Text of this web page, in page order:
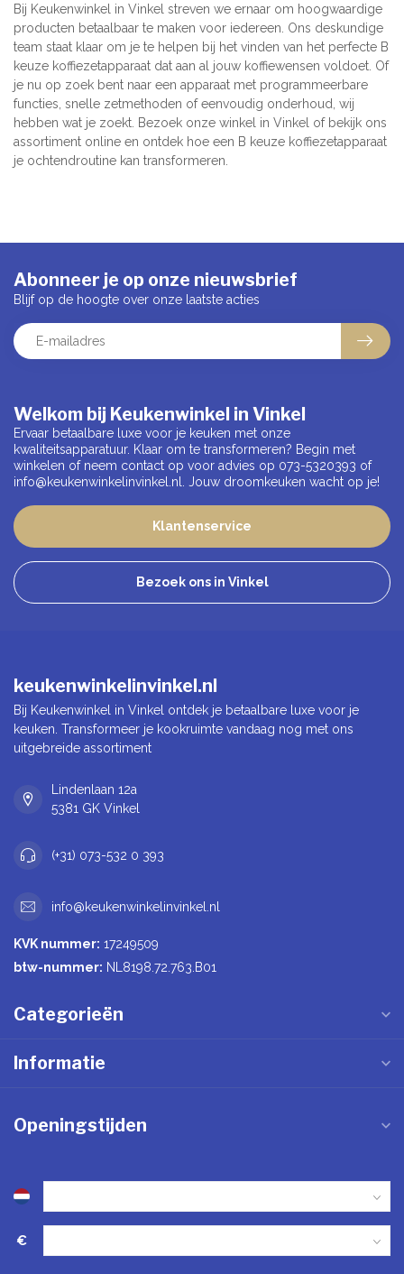
Bij Keukenwinkel in Vinkel streven we ernaar om hoogwaardige
producten betaalbaar te maken voor iedereen. Ons deskundige
team staat klaar om je te helpen bij het vinden van het perfecte B
keuze koffiezetapparaat dat aan al jouw koffiewensen voldoet. Of
je nu op zoek bent naar een apparaat met programmeerbare
functies, snelle zetmethoden of eenvoudig onderhoud, wij
hebben wat je zoekt. Bezoek onze winkel in Vinkel of bekijk ons
assortiment online en ontdek hoe een B keuze koffiezetapparaat
je ochtendroutine kan transformeren.
Welkom bij Keukenwinkel in Vinkel
Ervaar betaalbare luxe voor je keuken met onze
kwaliteitsapparatuur. Klaar om te transformeren? Begin met
winkelen of neem contact op voor advies op 073-5320393 of
info@keukenwinkelinvinkel.nl. Jouw droomkeuken wacht op je!
Klantenservice
Bezoek ons in Vinkel
Abonneer je op onze nieuwsbrief
Blijf op de hoogte over onze laatste acties
keukenwinkelinvinkel.nl
Bij Keukenwinkel in Vinkel ontdek je betaalbare luxe voor je
keuken. Transformeer je kookruimte vandaag nog met ons
uitgebreide assortiment
Lindenlaan 12a
5381 GK Vinkel
(+31) 073-532 0 393
info@keukenwinkelinvinkel.nl
KVK nummer: 17249509
btw-nummer: NL8198.72.763.B01
Categorieën
Informatie
Openingstijden
€